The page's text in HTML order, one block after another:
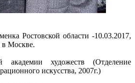
Ростовской области -10.03.2017,
Москве.
академии художеств (Отделение
искусства, 2007г.)